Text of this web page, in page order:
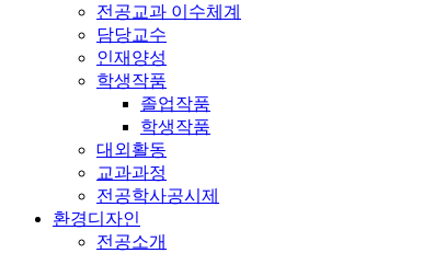
전공교과 이수체계
담당교수
인재양성
학생작품
졸업작품
학생작품
대외활동
교과과정
전공학사공시제
환경디자인
전공소개